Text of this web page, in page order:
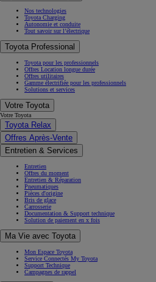
Nos technologies
Toyota Charging
Autonomie et conduite
Tout savoir sur l’électrique
Toyota Professional
Toyota pour les professionnels
Offres Location longue durée
Offres utilitaires
Gamme électrifiée pour les professionnels
Solutions et services
Votre Toyota
Votre Toyota
Toyota Relax
Offres Après-Vente
Entretien & Services
Entretien
Offres du moment
Entretien & Réparation
Pneumatiques
Pièces d'origine
Bris de glace
Carrosserie
Documentation & Support technique
Solution de paiement en x fois
Ma Vie avec Toyota
Mon Espace Toyota
Service Connectés My Toyota
Support Technique
Campagnes de rappel